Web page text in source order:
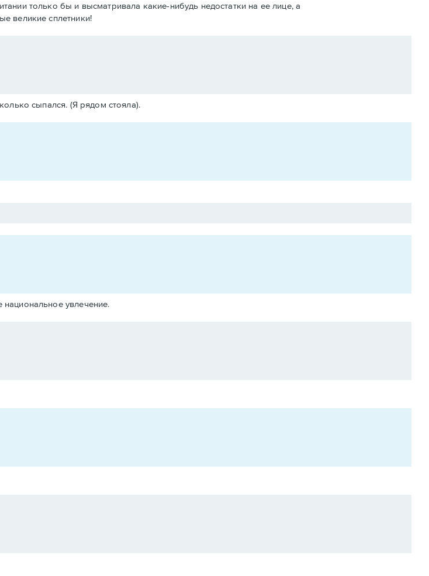
только бы и высматривала какие-нибудь недостатки на ее лице, а
великие сплетники!
сыпался. (Я рядом стояла).
увлечение.